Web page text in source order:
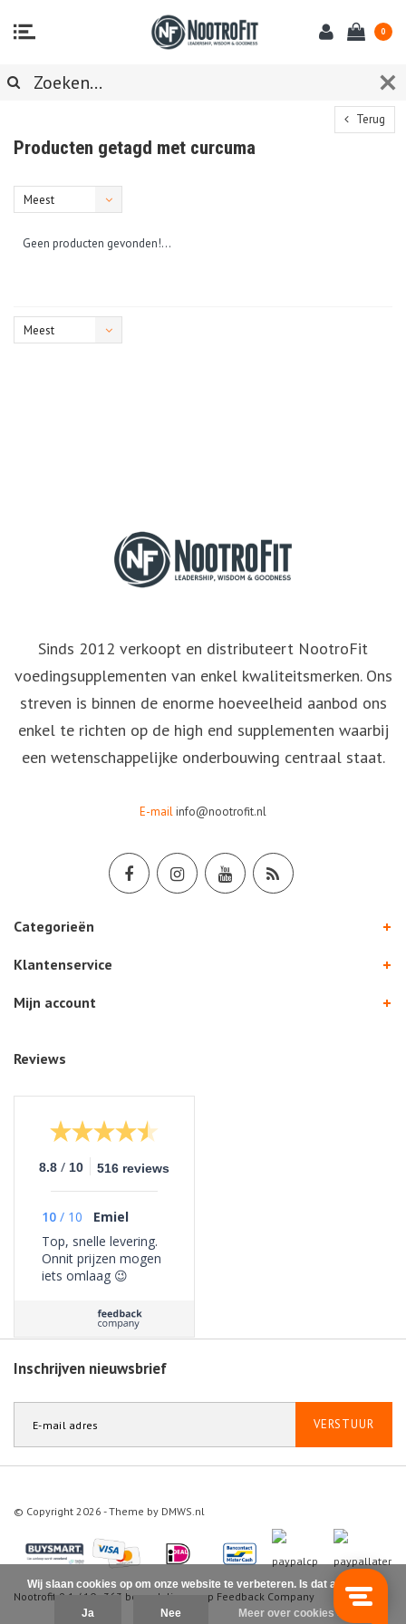
0
Terug
Producten getagd met curcuma
Meest
Geen producten gevonden!...
Meest
Sinds 2012 verkoopt en distributeert NootroFit
voedingsupplementen van enkel kwaliteitsmerken. Ons
streven is binnen de enorme hoeveelheid aanbod ons
enkel te richten op de high end supplementen waarbij
een wetenschappelijke onderbouwing centraal staat.
E-mailinfo@nootrofit.nl
Categorieën
Klantenservice
Mijn account
Reviews
8.8 / 10 516 reviews
10 / 10
Emiel
Top, snelle levering.
Onnit prijzen mogen
iets omlaag 😉
Inschrijven nieuwsbrief
VERSTUUR
© Copyright 2026 - Theme by DMWS.nl
Nootrofit 9.1 / 10 363 beoordelingen op Feedback Company
Wij slaan cookies op om onze website te verbeteren. Is dat akkoord?
Ja Nee Meer over cookies »